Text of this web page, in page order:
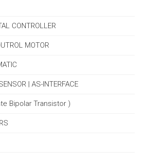
CONTROLLER
MOTOR
| AS-INTERFACE
Bipolar Transistor )